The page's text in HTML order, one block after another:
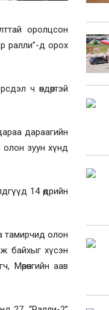
оролцсон
ралли”-д орох
ч өндөртэй
дараагийн
олон зуун хүнд
14 өдрийн
тамирчид олон
байхыг хүсэн
Мөрөнгийн аав